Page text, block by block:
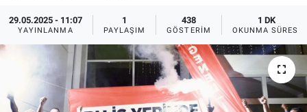
29.05.2025 - 11:07
YAYINLANMA
1
PAYLAŞIM
438
GÖSTERIM
1 DK
OKUNMA SÜRESI
Ekonomi
Forum
Gerçeğin İzinde